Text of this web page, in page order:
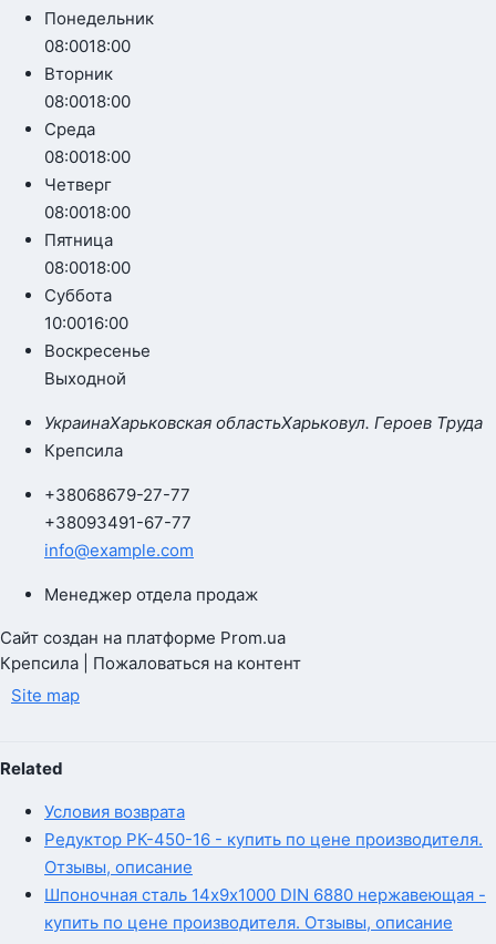
Понедельник
08:0018:00
Вторник
08:0018:00
Среда
08:0018:00
Четверг
08:0018:00
Пятница
08:0018:00
Суббота
10:0016:00
Воскресенье
Выходной
УкраинаХарьковская областьХарьковул. Героев Труда
Крепсила
+38068679-27-77
+38093491-67-77
info@example.com
Менеджер отдела продаж
Сайт создан на платформе Prom.ua
Крепсила | Пожаловаться на контент
Site map
Related
Условия возврата
Редуктор РК-450-16 - купить по цене производителя.
Отзывы, описание
Шпоночная сталь 14х9х1000 DIN 6880 нержавеющая -
купить по цене производителя. Отзывы, описание